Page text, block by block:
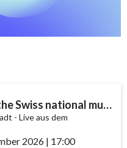
Live-Radio at the Swiss national museum
- Live aus dem
2026 | 17:00